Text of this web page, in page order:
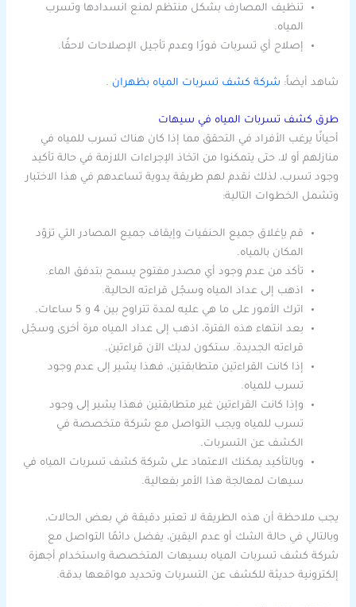
تنظيف المصارف بشكل منتظم لمنع انسدادها وتسرب
المياه.
إصلاح أي تسربات فورًا وعدم تأجيل الإصلاحات لاحقًا.
شاهد أيضاً: شركة كشف تسربات المياه بظهران .
طرق كشف تسربات المياه في سيهات
أحيانًا يرغب الأفراد في التحقق مما إذا كان هناك تسرب للمياه في
منازلهم أو لا، حتى يتمكنوا من اتخاذ الإجراءات اللازمة في حالة تأكيد
وجود تسرب، لذلك نقدم لهم طريقة يدوية تساعدهم في هذا الاختبار
وتشمل الخطوات التالية:
قم بإغلاق جميع الحنفيات وإيقاف جميع المصادر التي تزوّد
المكان بالمياه.
تأكد من عدم وجود أي مصدر مفتوح يسمح بتدفق الماء.
اذهب إلى عداد المياه وسجّل قراءته الحالية.
اترك الأمور على ما هي عليه لمدة تتراوح بين 4 و 5 ساعات.
بعد انتهاء هذه الفترة، اذهب إلى عداد المياه مرة أخرى وسجّل
قراءته الجديدة. ستكون لديك الآن قراءتين.
إذا كانت القراءتين متطابقتين، فهذا يشير إلى عدم وجود
تسرب للمياه.
وإذا كانت القراءتين غير متطابقتين فهذا يشير إلى وجود
تسرب للمياه ويجب التواصل مع شركة متخصصة في
الكشف عن التسربات.
وبالتأكيد يمكنك الاعتماد على شركة كشف تسربات المياه في
سيهات لمعالجة هذا الأمر بفعالية.
يجب ملاحظة أن هذه الطريقة لا تعتبر دقيقة في بعض الحالات،
وبالتالي في حالة الشك أو عدم اليقين، يفضل دائمًا التواصل مع
شركة كشف تسربات المياه بسيهات المتخصصة واستخدام أجهزة
إلكترونية حديثة للكشف عن التسربات وتحديد مواقعها بدقة.